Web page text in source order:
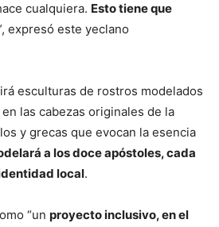
cualquiera. Esto tiene que
expresó este yeclano
esculturas de rostros modelados
las cabezas originales de la
y grecas que evocan la esencia
a los doce apóstoles, cada
local.
“un proyecto inclusivo, en el